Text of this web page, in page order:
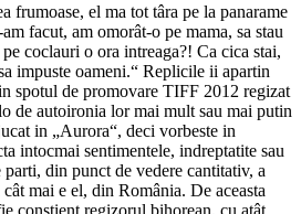
frumoase, el ma tot târa pe la panarame
facut, am omorât-o pe mama, sa stau
coclauri o ora intreaga?! Ca cica stai,
impuste oameni.“ Replicile ii apartin
spotul de promovare TIFF 2012 regizat
de autoironia lor mai mult sau mai putin
in „Aurora“, deci vorbeste in
intocmai sentimentele, indreptatite sau
din punct de vedere cantitativ, a
mai e el, din România. De aceasta
constient regizorul bihorean, cu atât